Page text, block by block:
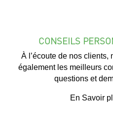
CONSEILS
À l’écoute de nos clients,
également les meilleurs
questions et
En Savoir